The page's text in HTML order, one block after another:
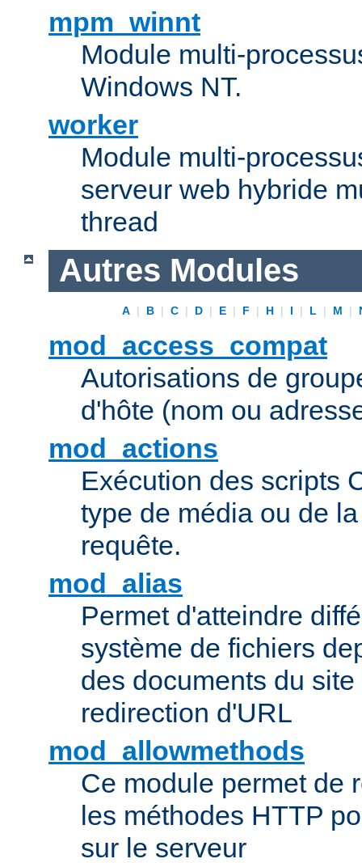
mpm_winnt
Module multi-
Windows NT.
worker
Module multi-
serveur web hybride
thread
Autres Modules
A | B | C | D | E | F | H | I | L | M |
mod_access_compat
Autorisations de
d'hôte (nom ou
mod_actions
Exécution des scripts
type de média ou de
requête.
mod_alias
Permet d'atteindre
système de fichiers
des documents du
redirection d'URL
mod_allowmethods
Ce module permet de
les méthodes HTTP
sur le serveur